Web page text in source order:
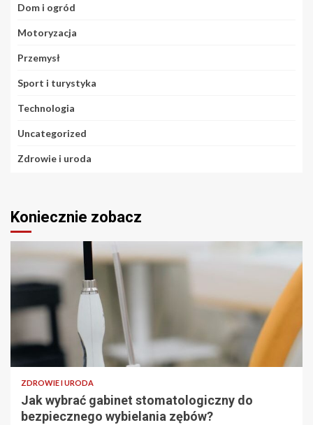
Dom i ogród
Motoryzacja
Przemysł
Sport i turystyka
Technologia
Uncategorized
Zdrowie i uroda
Koniecznie zobacz
ZDROWIE I URODA
Jak wybrać gabinet stomatologiczny do
bezpiecznego wybielania zębów?